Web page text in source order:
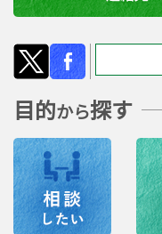
目的から探す